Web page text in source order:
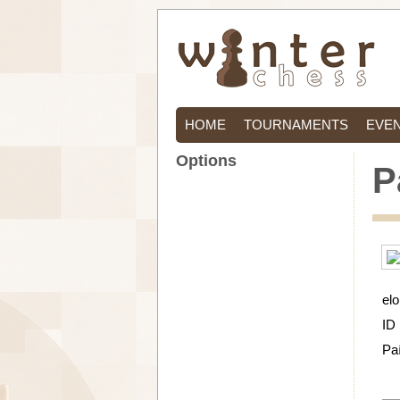
HOME TOURNAMENTS
elo
Options